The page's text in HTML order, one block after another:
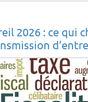
2026 : ce qui